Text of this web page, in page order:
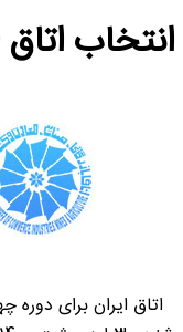
انتخاب اتاق ایران برای دوره